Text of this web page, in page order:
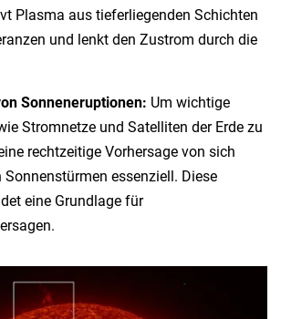
Plasma aus tieferliegenden Schichten
und lenkt den Zustrom durch die
Sonneneruptionen: Um wichtige
Stromnetze und Satelliten der Erde zu
rechtzeitige Vorhersage von sich
Sonnenstürmen essenziell. Diese
eine Grundlage für